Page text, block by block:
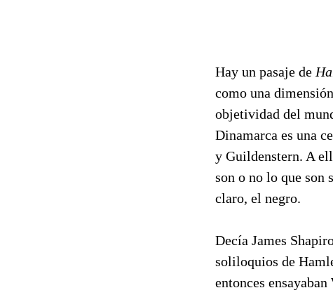
Hay un pasaje de
como una
objetividad del
Dinamarca es una
y Guildenstern. A
son o no lo que son
claro, el negro.
Decía James
soliloquios de
entonces